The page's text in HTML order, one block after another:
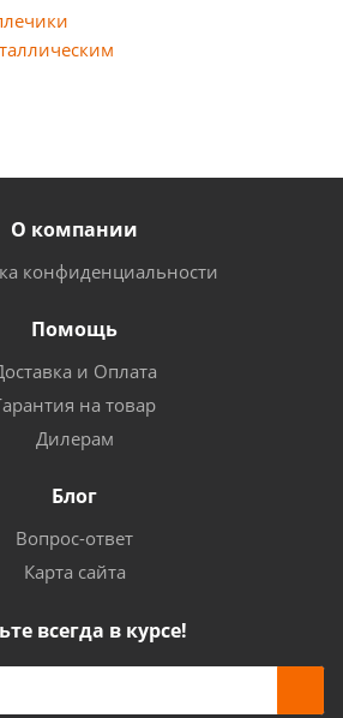
О компании
конфиденциальности
Помощь
и Оплата
на товар
Дилерам
Блог
Вопрос-ответ
Карта сайта
всегда в курсе!